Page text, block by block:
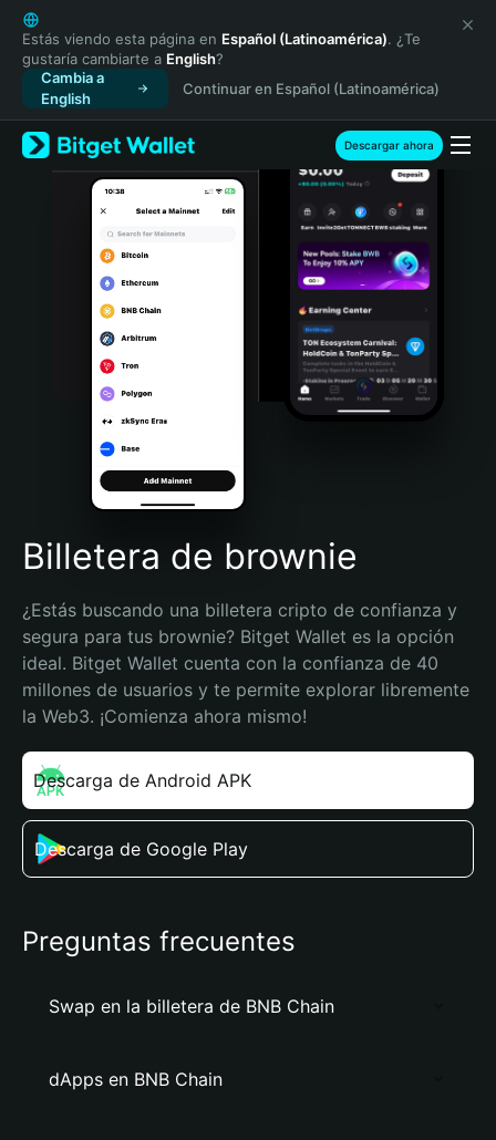
English
日本語
Tiếng Việt
Русский
Español (Latinoamérica)
Türkçe
Italiano
Português (Portugal)
Bahasa Indonesia
Português (Brasil)
Español (Argentina)
Estás viendo esta página en Español (Latinoamérica). ¿Te
gustaría cambiarte a English?
Cambia a
English
Continuar en Español (Latinoamérica)
Descargar ahora
Billetera de brownie
¿Estás buscando una billetera cripto de confianza y
segura para tus brownie? Bitget Wallet es la opción
ideal. Bitget Wallet cuenta con la confianza de 40
millones de usuarios y te permite explorar libremente
la Web3. ¡Comienza ahora mismo!
Descarga de Android APK
Descarga de Google Play
Preguntas frecuentes
Swap en la billetera de BNB Chain
dApps en BNB Chain